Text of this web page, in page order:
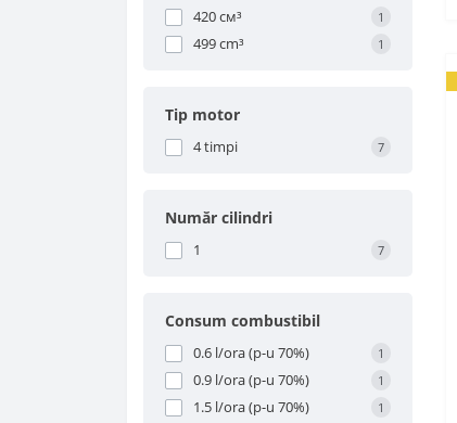
420 см³ 1
499 cm³ 1
Tip motor
4 timpi 7
Număr cilindri
1 7
Consum combustibil
0.6 l/ora (p-u 70%) 1
0.9 l/ora (p-u 70%) 1
1.5 l/ora (p-u 70%) 1